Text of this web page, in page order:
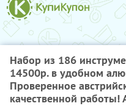
Набор из 186
14500р. в удобном
Проверенное
качественной работы!